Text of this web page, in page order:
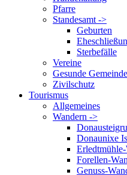
Pfarre
Standesamt ->
Geburten
Sterbefälle
Vereine
Gesunde Gemeinde
Zivilschutz
Tourismus
Allgemeines
Wandern ->
Donaunixe
Forellen-
Genuss-